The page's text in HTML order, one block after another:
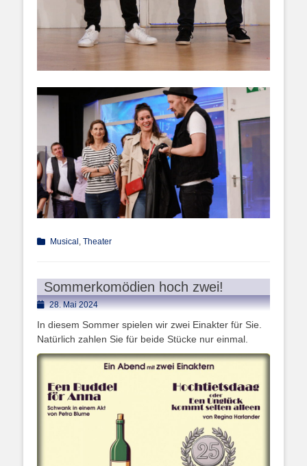
Kategorien
Musical Theater
Sommerkomödien hoch zwei!
Posted28. Mai 2024
In diesem Sommer spielen wir zwei Einakter für Sie.
Natürlich zahlen Sie für beide Stücke nur einmal.